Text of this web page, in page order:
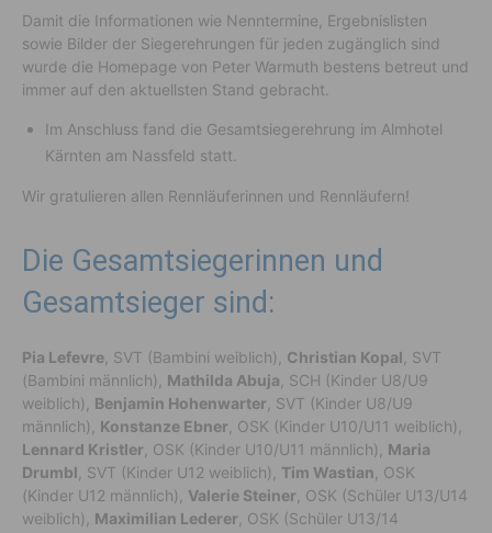
Damit die Informationen wie Nenntermine, Ergebnislisten
sowie Bilder der Siegerehrungen für jeden zugänglich sind
wurde die Homepage von Peter Warmuth bestens betreut und
immer auf den aktuellsten Stand gebracht.
Im Anschluss fand die Gesamtsiegerehrung im Almhotel
Kärnten am Nassfeld statt.
Wir gratulieren allen Rennläuferinnen und Rennläufern!
Die Gesamtsiegerinnen und
Gesamtsieger sind:
Pia Lefevre , SVT (Bambini weiblich), Christian Kopal , SVT
(Bambini männlich), Mathilda Abuja , SCH (Kinder U8/U9
weiblich), Benjamin Hohenwarter , SVT (Kinder U8/U9
männlich), Konstanze Ebner , OSK (Kinder U10/U11 weiblich),
Lennard Kristler , OSK (Kinder U10/U11 männlich), Maria
Drumbl , SVT (Kinder U12 weiblich), Tim Wastian , OSK
(Kinder U12 männlich), Valerie Steiner , OSK (Schüler U13/U14
weiblich), Maximilian Lederer , OSK (Schüler U13/14